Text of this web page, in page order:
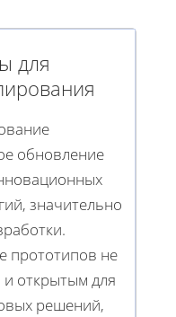
для
обновление
значительно
прототипов не
открытым для
решений,